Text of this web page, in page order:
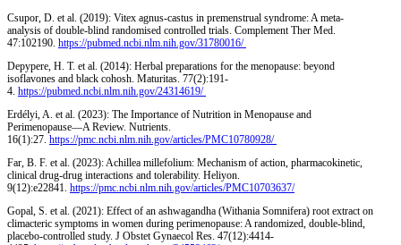
Csupor, D. et al. (2019): Vitex agnus-castus in premenstrual syndrome: A meta-
analysis of double-blind randomised controlled trials. Complement Ther Med.
47:102190. https://pubmed.ncbi.nlm.nih.gov/31780016/
Depypere, H. T. et al. (2014): Herbal preparations for the menopause: beyond
isoflavones and black cohosh. Maturitas. 77(2):191-
4. https://pubmed.ncbi.nlm.nih.gov/24314619/
Erdélyi, A. et al. (2023): The Importance of Nutrition in Menopause and
Perimenopause—A Review. Nutrients.
16(1):27. https://pmc.ncbi.nlm.nih.gov/articles/PMC10780928/
Far, B. F. et al. (2023): Achillea millefolium: Mechanism of action, pharmacokinetic,
clinical drug-drug interactions and tolerability. Heliyon.
9(12):e22841. https://pmc.ncbi.nlm.nih.gov/articles/PMC10703637/
Gopal, S. et al. (2021): Effect of an ashwagandha (Withania Somnifera) root extract on
climacteric symptoms in women during perimenopause: A randomized, double-blind,
placebo-controlled study. J Obstet Gynaecol Res. 47(12):4414-